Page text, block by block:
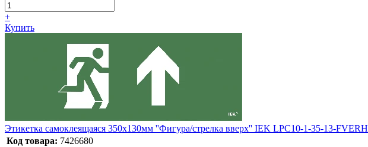
+
Купить
Этикетка самоклеящаяся 350х130мм ''Фигура/стрелка вверх'' IEK LPC10-1-35-13-FVERH
Код товара: 7426680